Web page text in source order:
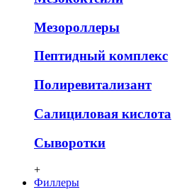
Мезороллеры
Пептидный комплекс
Полиревитализант
Салициловая кислота
Сыворотки
+
Филлеры